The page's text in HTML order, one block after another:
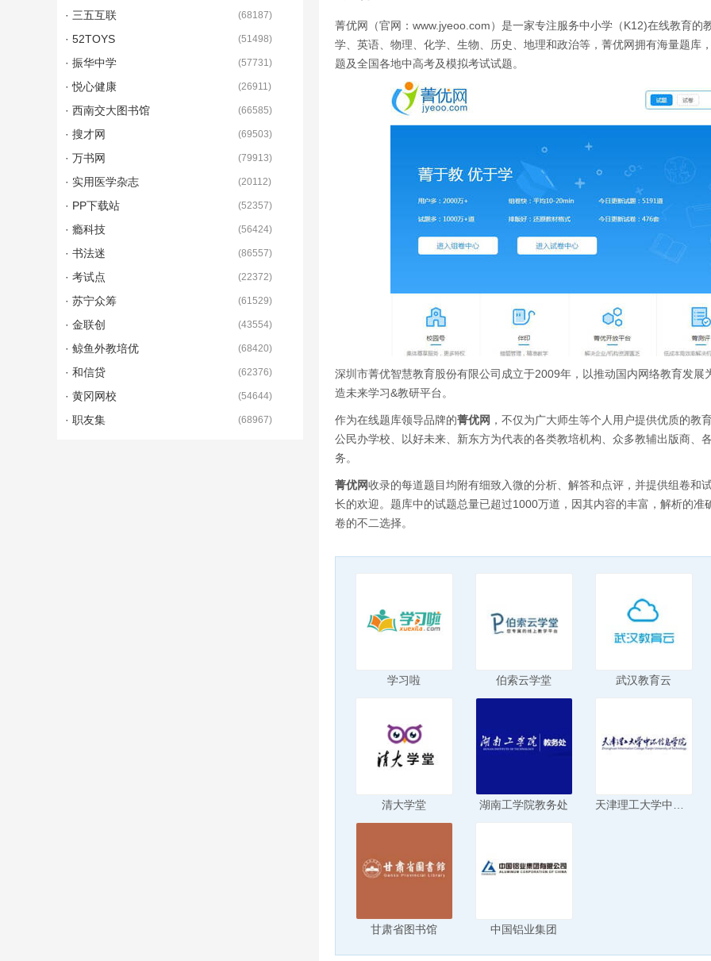
菁优网（官网：www.jyeoo.com）是一家专注服务中小学（K12)在线教育
学、英语、物理、化学、生物、历史、地理和政治等，菁优网拥有海量题库
题及全国各地中高考及模拟考试试题。
深圳市菁优智慧教育股份有限公司成立于2009年，以推动国内网络教育发
造未来学习&教研平台。
作为在线题库领导品牌的菁优网 ，不仅为广大师生等个人用户提供优质的教
公民办学校、以好未来、新东方为代表的各类教培机构、众多教辅出版商、
务。
菁优网收录的每道题目均附有细致入微的分析、解答和点评，并提供组卷和
长的欢迎。题库中的试题总量已超过1000万道，因其内容的丰富，解析的
卷的不二选择。
学习啦 伯索云学堂 武汉教育云
清大学堂 湖南工学院教务处
甘肃省图书馆 中国铝业集团
· 三五互联 (68187)
· 52TOYS (51498)
· 振华中学 (57731)
· 悦心健康 (26911)
· 西南交大图书馆 (66585)
· 搜才网 (69503)
· 万书网 (79913)
· 实用医学杂志 (20112)
· PP下载站 (52357)
· 瘾科技 (56424)
· 书法迷 (86557)
· 考试点 (22372)
· 苏宁众筹 (61529)
· 金联创 (43554)
· 鲸鱼外教培优 (68420)
· 和信贷 (62376)
· 黄冈网校 (54644)
· 职友集 (68967)